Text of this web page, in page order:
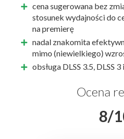
cena sugerowana bez
stosunek wydajności do
na premierę
nadal znakomita
mimo (niewielkiego)
obsługa DLSS 3.5, DLSS
Ocena
8/